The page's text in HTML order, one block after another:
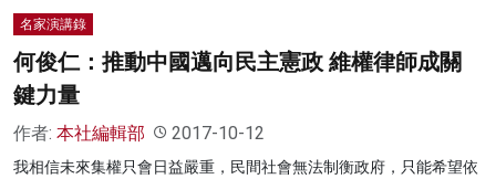
名家演講錄
何俊仁：推動中國邁向民主憲政 維權律師成關
鍵力量
作者: 本社編輯部 2017-10-12
我相信未來集權只會日益嚴重，民間社會無法制衡政府，只能希望依